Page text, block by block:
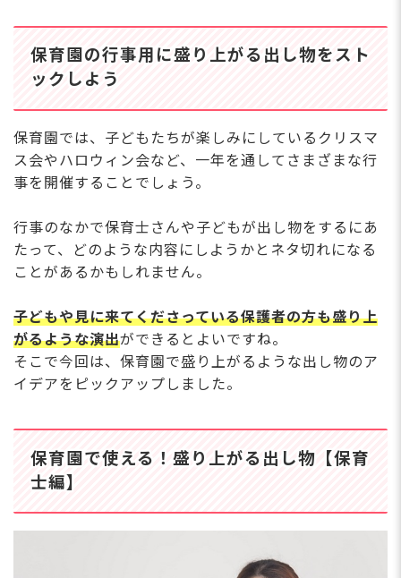
保育園の行事用に盛り上がる出し物をスト
ックしよう
保育園では、子どもたちが楽しみにしているクリスマ
ス会やハロウィン会など、一年を通してさまざまな行
事を開催することでしょう。
行事のなかで保育士さんや子どもが出し物をするにあ
たって、どのような内容にしようかとネタ切れになる
ことがあるかもしれません。
子どもや見に来てくださっている保護者の方も盛り上
がるような演出ができるとよいですね。
そこで今回は、保育園で盛り上がるような出し物のア
イデアをピックアップしました。
保育園で使える！盛り上がる出し物【保育
士編】